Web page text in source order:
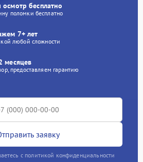
бесплатно
поломки бесплатно
7+ лет
любой сложности
месяцев
предоставляем гарантию
заявку
с политикой конфиденциальности